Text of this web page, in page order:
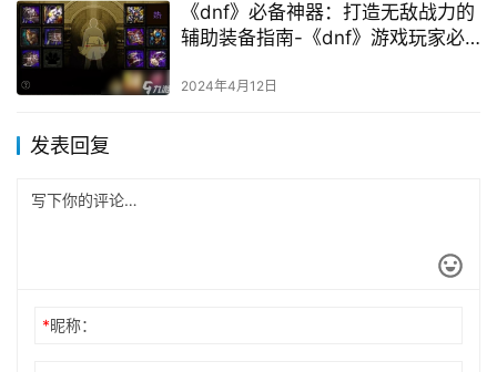
《dnf》必备神器：打造无敌战力的
辅助装备指南-《dnf》游戏玩家必
2024年4月12日
发表回复
*昵称：